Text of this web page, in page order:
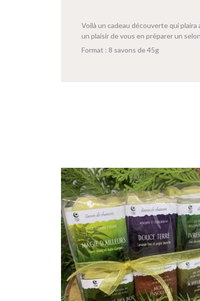
Voilà un cadeau découverte qui
un plaisir de vous en préparer un
Format : 8 savons de 45g
ENSEMBLE DE 16
SAVONS
$52.00
AJOUTER AU PANIER